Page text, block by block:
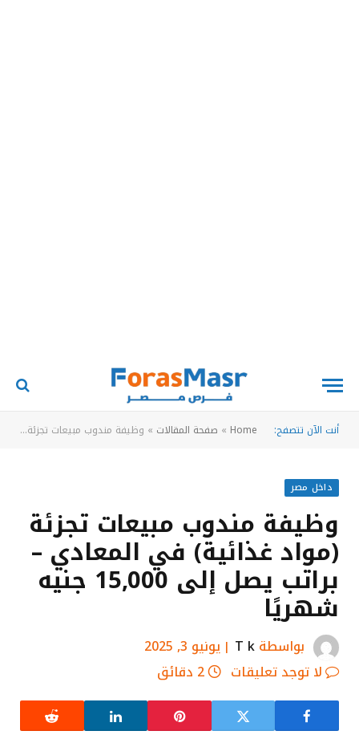
أنت الآن تتصفح: Home
» صفحة المقالات » وظيفة مندوب مبيعات تجزئة (مواد غذائية) في المعادي – براتب يصل إلى 15,000 جنيه شهريًا
داخل مصر
وظيفة مندوب مبيعات تجزئة
(مواد غذائية) في المعادي –
براتب يصل إلى 15,000 جنيه
شهريًا
بواسطةT k
يونيو 3, 2025
لا توجد تعليقات
2 دقائق